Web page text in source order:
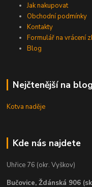
Jak nakupovat
Obchodní podmínky
Kontakty
Formulář na vrácení
Blog
Nejčtenější na
Kotva naděje
Kde nás najdete
Uhřice 76 (okr. Vyškov)
Bučovice, Ždánská 906